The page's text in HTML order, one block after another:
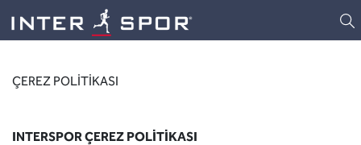
ÇEREZ POLİTİKASI
INTERSPOR ÇEREZ POLİTİKASI